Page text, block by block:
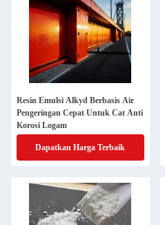
Resin Emulsi Alkyd Berbasis Air
Pengeringan Cepat Untuk Cat Anti
Korosi Logam
Dapatkan Harga Terbaik